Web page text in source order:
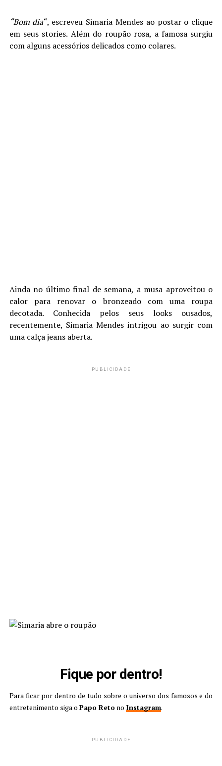
“Bom dia“, escreveu Simaria Mendes ao postar o clique
em seus stories. Além do roupão rosa, a famosa surgiu
com alguns acessórios delicados como colares.
Ainda no último final de semana, a musa aproveitou o
calor para renovar o bronzeado com uma roupa
decotada. Conhecida pelos seus looks ousados,
recentemente, Simaria Mendes intrigou ao surgir com
uma calça jeans aberta.
PUBLICIDADE
Fique por dentro!
Para ficar por dentro de tudo sobre o universo dos famosos e do
entretenimento siga o Papo Retono Instagram.
PUBLICIDADE